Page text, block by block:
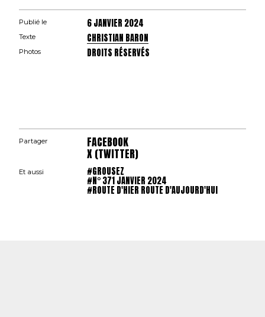
Publié le 6 JANVIER 2024
Texte CHRISTIAN BARON
Photos DROITS RÉSERVÉS
Partager FACEBOOK
X (TWITTER)
Et aussi #GROUSEZ
#N° 371 JANVIER 2024
#ROUTE D'HIER ROUTE D'AUJOURD'HUI